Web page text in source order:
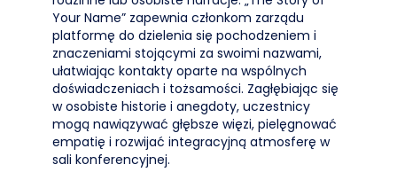
Your Name” zapewnia członkom zarządu
platformę do dzielenia się pochodzeniem i
znaczeniami stojącymi za swoimi nazwami,
ułatwiając kontakty oparte na wspólnych
doświadczeniach i tożsamości. Zagłębiając się
w osobiste historie i anegdoty, uczestnicy
mogą nawiązywać głębsze więzi, pielęgnować
empatię i rozwijać integracyjną atmosferę w
sali konferencyjnej.